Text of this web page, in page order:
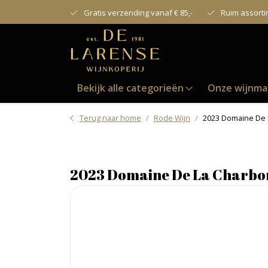
Gratis verzending vanaf € 85,- Ruim
Bekijk alle categorieën Onze
Terug naar home Rode Wijn 2023 Domaine
2023 Domaine De La